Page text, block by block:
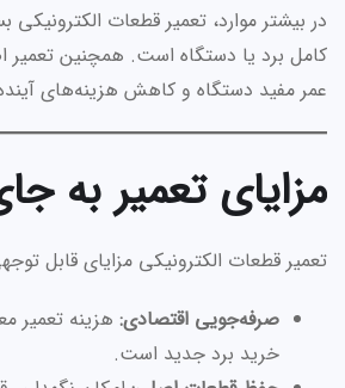
در بیشتر موارد، تعمیر قطعات الکترونیکی
کامل برد یا دستگاه است. همچنین تعمیر
عمر مفید دستگاه و کاهش هزینه‌های
مزایای تعمیر به
تعمیر قطعات الکترونیکی مزایای قابل
صرفه‌جویی اقتصادی: هزینه تعمیر
خرید برد جدید است.